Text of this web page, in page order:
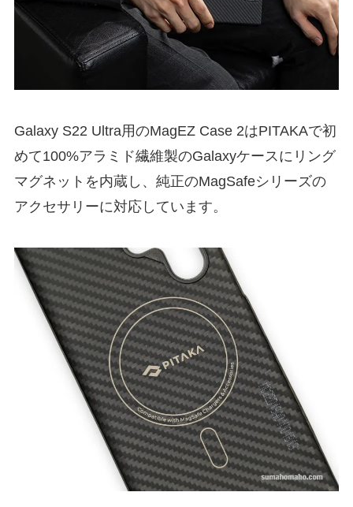
Galaxy S22 Ultra用のMagEZ Case 2はPITAKAで初
めて100%アラミド繊維製のGalaxyケースにリング
マグネットを内蔵し、純正のMagSafeシリーズの
アクセサリーに対応しています。